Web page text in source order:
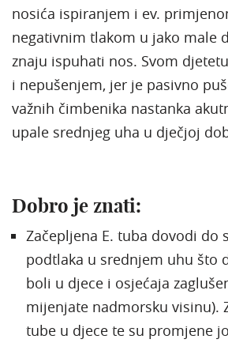
nosića ispiranjem i ev.
negativnim tlakom u jako male
znaju ispuhati nos. Svom
i nepušenjem, jer je pasivno
važnih čimbenika nastanka
upale srednjeg uha u dječjoj
Dobro je znati:
Začepljena E. tuba dovodi do
podtlaka u srednjem uhu što
boli u djece i osjećaja
mijenjate nadmorsku visinu).
tube u djece te su promjene